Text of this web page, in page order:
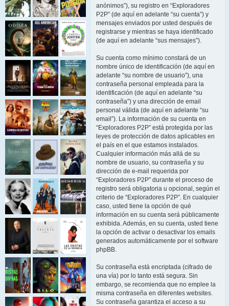
anónimos”), su registro en “Exploradores
P2P” (de aquí en adelante “su cuenta”) y
mensajes enviados por usted después de
registrarse y mientras se haya identificado
(de aquí en adelante “sus mensajes”).
Su cuenta como mínimo constará de un
nombre único de identificación (de aquí en
adelante “su nombre de usuario”), una
contraseña personal empleada para la
identificación (de aquí en adelante “su
contraseña”) y una dirección de email
personal válida (de aquí en adelante “su
email”). La información de su cuenta en
“Exploradores P2P” está protegida por las
leyes de protección de datos aplicables en
el país en el que estamos instalados.
Cualquier información más allá de su
nombre de usuario, su contraseña y su
dirección de e-mail requerida por
“Exploradores P2P” durante el proceso de
registro será obligatoria u opcional, según el
criterio de “Exploradores P2P”. En cualquier
caso, usted tiene la opción de qué
información en su cuenta será públicamente
exhibida. Además, en su cuenta, usted tiene
la opción de activar o desactivar los emails
generados automáticamente por el software
phpBB.
Su contraseña está encriptada (cifrado de
una vía) por lo tanto está segura. Sin
embargo, se recomienda que no emplee la
misma contraseña en diferentes websites.
Su contraseña garantiza el acceso a su